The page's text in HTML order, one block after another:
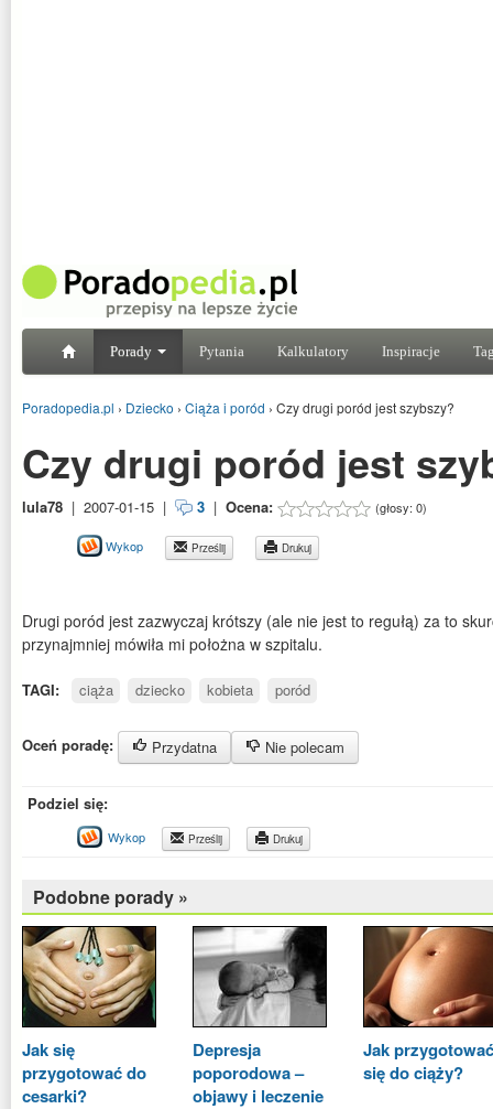
Porady Pytania Kalkulatory Inspiracje
Poradopedia.pl › Dziecko › Ciąża i poród › Czy drugi poród jest szybszy?
Czy drugi poród jest
lula78 | 2007-01-15 | 3 | Ocena: (głosy: 0)
Wykop Prześlij Drukuj
Drugi poród jest zazwyczaj krótszy (ale nie jest to regułą) za to
przynajmniej mówiła mi położna w szpitalu.
TAGI: ciąża dziecko kobieta poród
Oceń poradę: Przydatna Nie polecam
Podziel się:
Wykop Prześlij Drukuj
Podobne porady »
Jak się
przygotować do
cesarki?
Depresja
poporodowa –
objawy i leczenie
Jak przygotować
się do ciąży?